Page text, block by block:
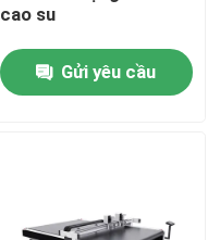
cao su
Gửi yêu cầu